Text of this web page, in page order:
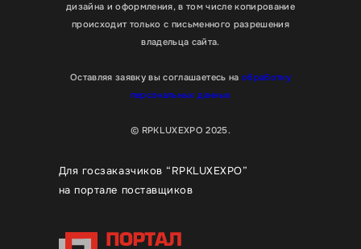
дизайна и оформления, в том числе копирование
происходит только с письменного разрешения
владельца сайта.
Оставляя заявку вы соглашаетесь на обработку
персональных данных
© RPKLUXEXPO 2025.
Для госзаказчиков “RPKLUXEXPO”
на портале поставщиков